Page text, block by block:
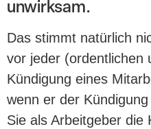
unwirksam.
Das stimmt natürlich
vor jeder (ordentlichen
Kündigung eines
wenn er der
Sie als Arbeitgeber die